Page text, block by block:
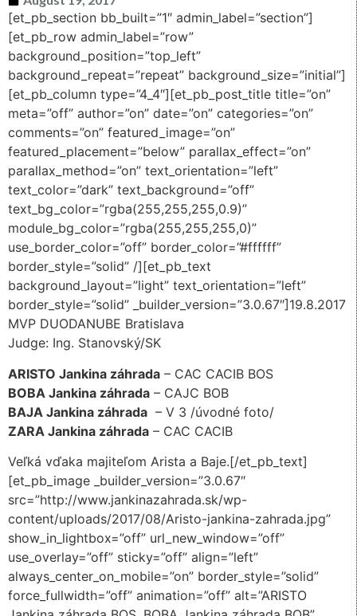
[et_pb_section bb_built=”1″ admin_label=”section”]
[et_pb_row admin_label=”row”
background_position=”top_left”
background_repeat=”repeat” background_size=”initial”]
[et_pb_column type=”4_4″][et_pb_post_title title=”on”
meta=”off” author=”on” date=”on” categories=”on”
comments=”on” featured_image=”on”
featured_placement=”below” parallax_effect=”on”
parallax_method=”on” text_orientation=”left”
text_color=”dark” text_background=”off”
text_bg_color=”rgba(255,255,255,0.9)”
module_bg_color=”rgba(255,255,255,0)”
use_border_color=”off” border_color=”#ffffff”
border_style=”solid” /][et_pb_text
background_layout=”light” text_orientation=”left”
border_style=”solid” _builder_version=”3.0.67″]19.8.2017
MVP DUODANUBE Bratislava
Judge: Ing. Stanovský/SK
ARISTO Jankina záhrada – CAC CACIB BOS
BOBA Jankina záhrada – CAJC BOB
BAJA Jankina záhrada – V 3 /úvodné foto/
ZARA Jankina záhrada – CAC CACIB
Veľká vďaka majiteľom Arista a Baje.[/et_pb_text]
[et_pb_image _builder_version=”3.0.67″
src=”http://www.jankinazahrada.sk/wp-
content/uploads/2017/08/Aristo-jankina-zahrada.jpg”
show_in_lightbox=”off” url_new_window=”off”
use_overlay=”off” sticky=”off” align=”left”
always_center_on_mobile=”on” border_style=”solid”
force_fullwidth=”off” animation=”off” alt=”ARISTO